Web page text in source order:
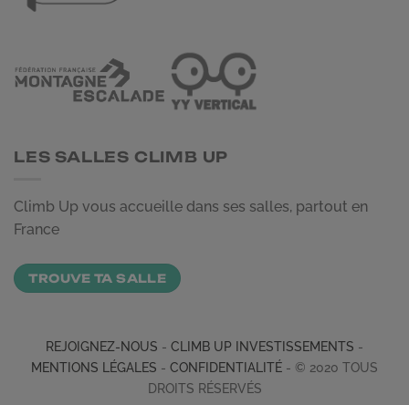
LES SALLES CLIMB UP
Climb Up vous accueille dans ses salles, partout en
France
TROUVE TA SALLE
REJOIGNEZ-NOUS - CLIMB UP INVESTISSEMENTS -
MENTIONS LÉGALES - CONFIDENTIALITÉ - © 2020 TOUS
DROITS RÉSERVÉS